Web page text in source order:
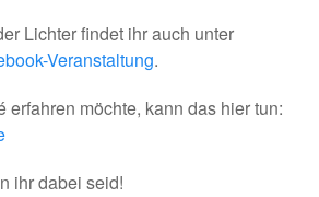
Lichter findet ihr auch unter
Veranstaltung.
erfahren möchte, kann das hier tun:
ihr dabei seid!